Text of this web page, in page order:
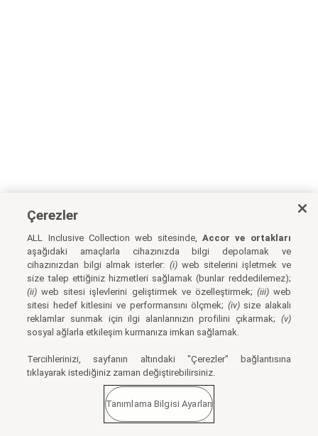
Çerezler
ALL Inclusive Collection web sitesinde,Accor ve ortakları
aşağıdaki amaçlarla cihazınızda bilgi depolamak ve
cihazınızdan bilgi almak isterler: (i)web sitelerini işletmek ve
size talep ettiğiniz hizmetleri sağlamak (bunlar reddedilemez);
(ii) web sitesi işlevlerini geliştirmek ve özelleştirmek; (iii)web
sitesi hedef kitlesini ve performansını ölçmek; (iv)size alakalı
reklamlar sunmak için ilgi alanlarınızın profilini çıkarmak; (v)
sosyal ağlarla etkileşim kurmanıza imkan sağlamak.
Tercihlerinizi, sayfanın altındaki "Çerezler" bağlantısına
tıklayarak istediğiniz zaman değiştirebilirsiniz.
Tanımlama Bilgisi Ayarları